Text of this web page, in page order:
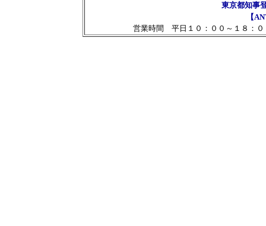
東京都知事
【
営業時間 平日１０：００～１８：